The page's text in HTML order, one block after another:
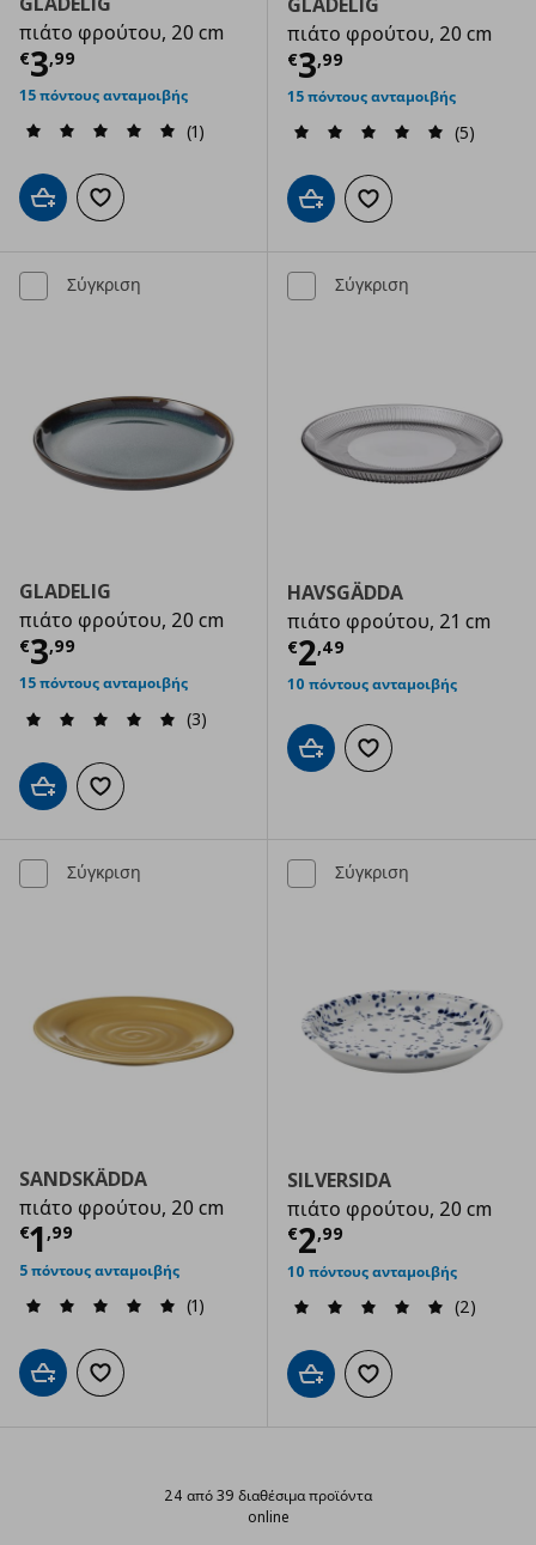
πιάτο φρούτου, 20 cm
€3,99
Τρέχουσα τιμή € 3,99
15 πόντους ανταμοιβής
(1)
Προσθήκη στο καλάθι
Προσθήκη στα αγαπημένα
πιάτο φρούτου, 20 cm
€3,99
Τρέχουσα
15 πόντους ανταμοιβής
(5)
Προσθήκη στο καλάθι
Προσθήκη στα
Σύγκριση
GLADELIG
πιάτο φρούτου, 20 cm
€3,99
Τρέχουσα τιμή € 3,99
15 πόντους ανταμοιβής
(3)
Προσθήκη στο καλάθι
Προσθήκη στα αγαπημένα
Σύγκριση
HAVSGÄDDA
πιάτο φρούτου, 21 cm
€2,49
Τρέχουσα
10 πόντους ανταμοιβής
Προσθήκη στο καλάθι
Προσθήκη στα
Σύγκριση
SANDSKÄDDA
πιάτο φρούτου, 20 cm
€1 ,99
Τρέχουσα τιμή € 1,99
5 πόντους ανταμοιβής
(1)
Προσθήκη στο καλάθι
Προσθήκη στα αγαπημένα
Σύγκριση
SILVERSIDA
πιάτο φρούτου, 20 cm
€2,99
Τρέχουσα
10 πόντους ανταμοιβής
(2)
Προσθήκη στο καλάθι
Προσθήκη στα
24 από 39 διαθέσιμα προϊόντα
online
24 από 39 διαθέσιμα προϊόντα